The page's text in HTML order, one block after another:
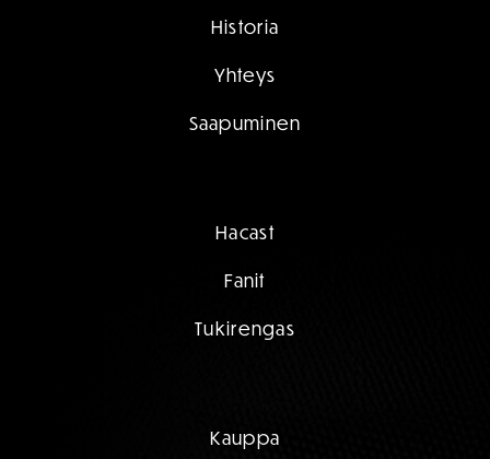
Historia
Yhteys
Saapuminen
Hacast
Fanit
Tukirengas
Kauppa